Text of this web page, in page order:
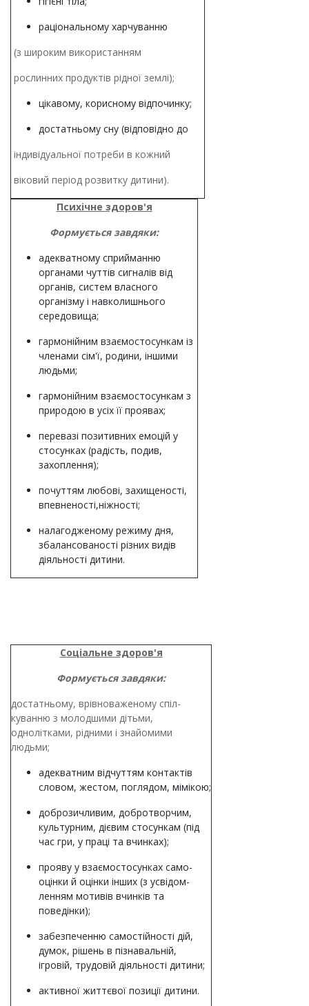
раціональному харчуванню
(з широким використанням
рослинних продуктів рідної землі);
цікавому, корисному відпочинку;
достатньому сну (відповідно до
індивідуальної потреби в кожний
віковий період розвитку дитини).
Психічне здоров'я
Формується завдяки:
адекватному сприйманню
органами чуттів сигналів від
органів, систем власного
організму і навколишнього
середовища;
гармонійним взаємостосункам із
членами сім'ї, родини, іншими
людьми;
гармонійним взаємостосункам з
природою в усіх її проявах;
перевазі позитивних емоцій у
стосунках (радість, подив,
захоплення);
почуттям любові, захищеності,
впевненості,ніжності;
налагодженому режиму дня,
збалансованості різних видів
діяльності дитини.
Соціальне здоров'я
Формується завдяки:
достатньому, врівноваженому спіл-
куванню з молодшими дітьми,
однолітками, рідними і знайомими
людьми;
адекватним відчуттям контактів
словом, жестом, поглядом, мімікою;
доброзичливим, добротворчим,
культурним, дієвим стосункам (під
час гри, у праці та вчинках);
прояву у взаємостосунках само-
оцінки й оцінки інших (з усвідом-
ленням мотивів вчинків та
поведінки);
забезпеченню самостійності дій,
думок, рішень в пізнавальній,
ігровій, трудовій діяльності дитини;
активної життєвої позиції дитини.